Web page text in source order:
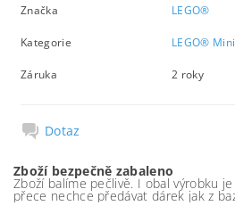
Značka LEGO®
Kategorie LEGO®
Záruka 2 roky
Dotaz
Zboží bezpečně zabaleno
Zboží balíme pečlivě. I obal výrobku
přece nechce předávat dárek jak z